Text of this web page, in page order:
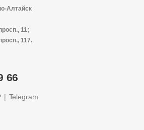
66
Telegram
Алтайск
11;
117.